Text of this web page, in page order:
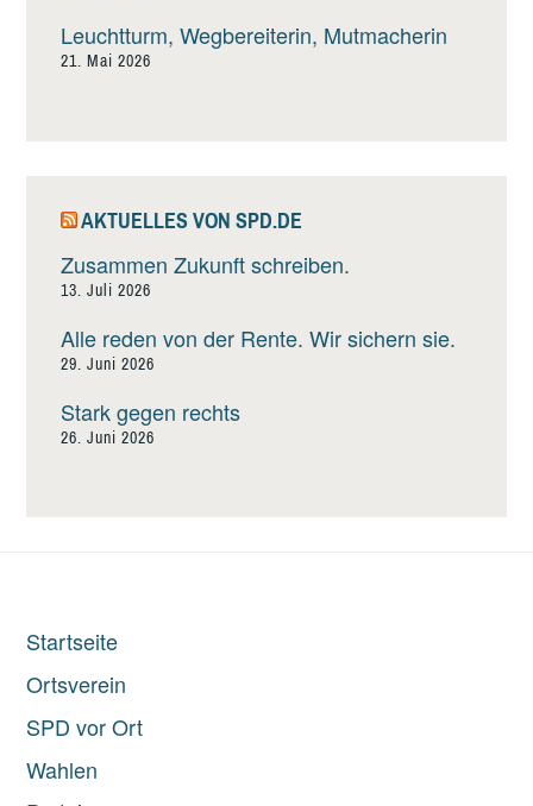
Leuchtturm, Wegbereiterin, Mutmacherin
21. Mai 2026
AKTUELLES VON SPD.DE
Zusammen Zukunft schreiben.
13. Juli 2026
Alle reden von der Rente. Wir sichern sie.
29. Juni 2026
Stark gegen rechts
26. Juni 2026
Startseite
Ortsverein
SPD vor Ort
Wahlen